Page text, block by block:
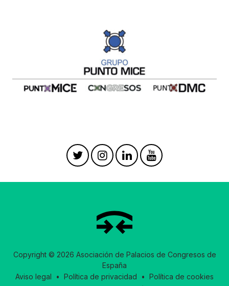
Copyright © 2026 Asociación de Palacios de Congresos de
España
Aviso legal • Política de privacidad • Política de cookies